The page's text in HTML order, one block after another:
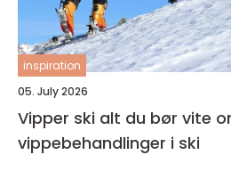
inspiration
05. July 2026
Vipper ski alt du bør vite om
vippebehandlinger i ski